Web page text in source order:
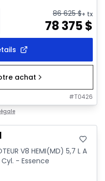
86 625$+ tx
78 375$
achat
#T0426
V8 HEMI(MD) 5,7 L A
Cyl. - Essence